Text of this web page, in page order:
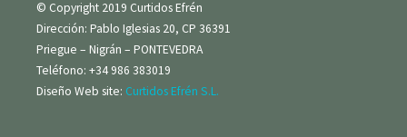
© Copyright 2019 Curtidos Efrén
Dirección: Pablo Iglesias 20, CP 36391
Priegue – Nigrán – PONTEVEDRA
Teléfono: +34 986 383019
Diseño Web site: Curtidos Efrén S.L.